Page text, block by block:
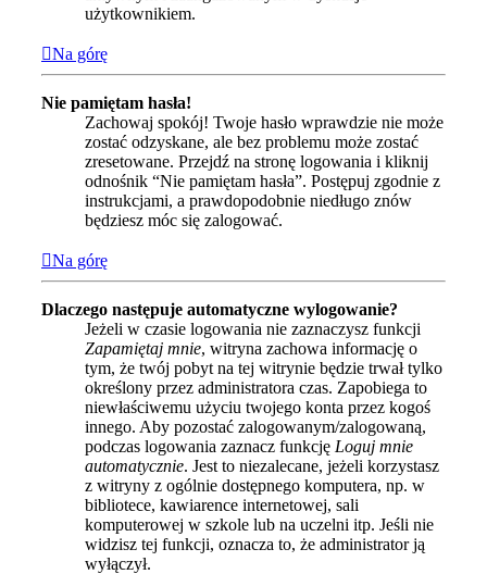
użytkownikiem.
Na górę
Nie pamiętam hasła!
Zachowaj spokój! Twoje hasło wprawdzie nie może
zostać odzyskane, ale bez problemu może zostać
zresetowane. Przejdź na stronę logowania i kliknij
odnośnik “Nie pamiętam hasła”. Postępuj zgodnie z
instrukcjami, a prawdopodobnie niedługo znów
będziesz móc się zalogować.
Na górę
Dlaczego następuje automatyczne wylogowanie?
Jeżeli w czasie logowania nie zaznaczysz funkcji
Zapamiętaj mnie, witryna zachowa informację o
tym, że twój pobyt na tej witrynie będzie trwał tylko
określony przez administratora czas. Zapobiega to
niewłaściwemu użyciu twojego konta przez kogoś
innego. Aby pozostać zalogowanym/zalogowaną,
podczas logowania zaznacz funkcję Loguj mnie
automatycznie. Jest to niezalecane, jeżeli korzystasz
z witryny z ogólnie dostępnego komputera, np. w
bibliotece, kawiarence internetowej, sali
komputerowej w szkole lub na uczelni itp. Jeśli nie
widzisz tej funkcji, oznacza to, że administrator ją
wyłączył.